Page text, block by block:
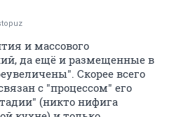
и массового
да ещё и размещенные в
Скорее всего
с "процессом" его
(никто нифига